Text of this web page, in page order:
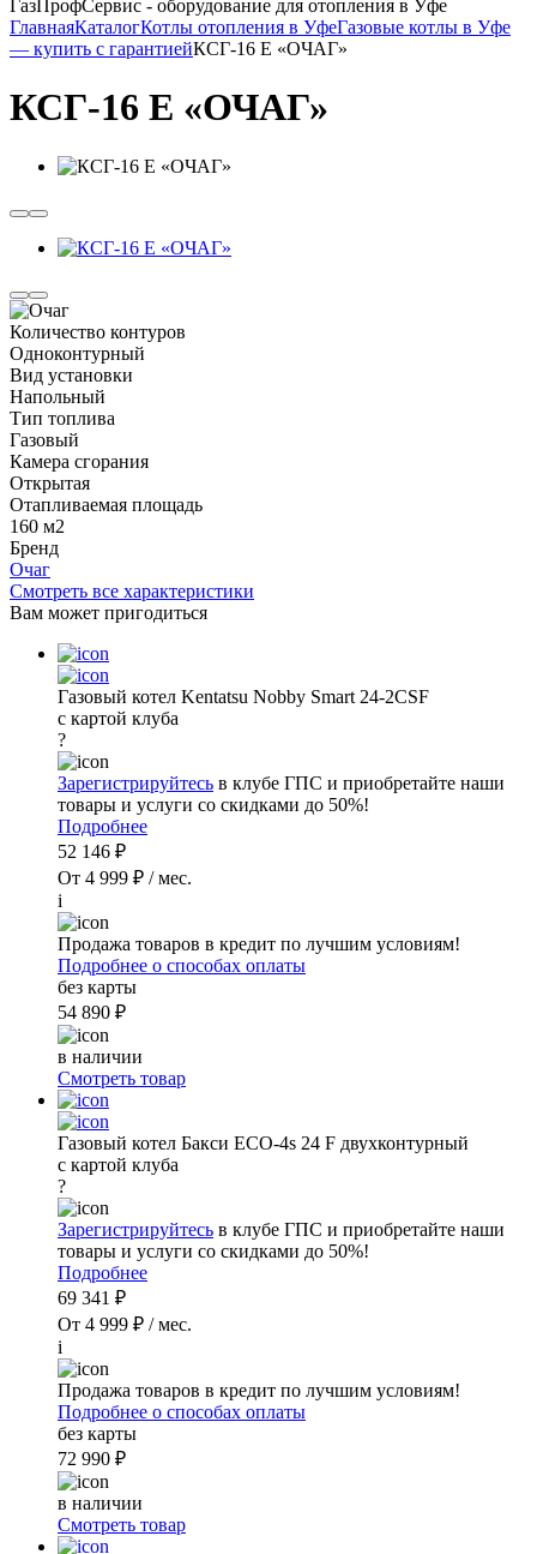
ГазПрофСервис - оборудование для отопления в Уфе
ГлавнаяКаталогКотлы отопления в УфеГазовые котлы в Уфе
— купить с гарантиейКСГ-16 Е «ОЧАГ»
КСГ-16 Е «ОЧАГ»
Количество контуров
Одноконтурный
Вид установки
Напольный
Тип топлива
Газовый
Камера сгорания
Открытая
Отапливаемая площадь
160 м2
Бренд
Очаг
Смотреть все характеристики
Вам может пригодиться
Газовый котел Kentatsu Nobby Smart 24-2CSF
с картой клуба
?
Зарегистрируйтесь в клубе ГПС и приобретайте наши
товары и услуги со скидками до 50%!
Подробнее
52 146 ₽
От 4 999 ₽ / мес.
i
Продажа товаров в кредит по лучшим условиям!
Подробнее о способах оплаты
без карты
54 890 ₽
в наличии
Смотреть товар
Газовый котел Бакси ECO-4s 24 F двухконтурный
с картой клуба
?
Зарегистрируйтесь в клубе ГПС и приобретайте наши
товары и услуги со скидками до 50%!
Подробнее
69 341 ₽
От 4 999 ₽ / мес.
i
Продажа товаров в кредит по лучшим условиям!
Подробнее о способах оплаты
без карты
72 990 ₽
в наличии
Смотреть товар